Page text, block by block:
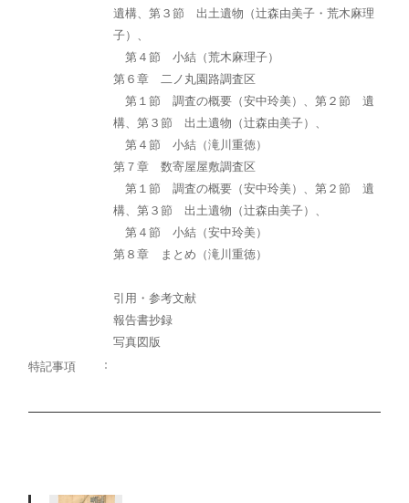
遺構、第３節 出土遺物（辻森由美子・荒木麻理
子）、
第４節 小結（荒木麻理子）
第６章 二ノ丸園路調査区
第１節 調査の概要（安中玲美）、第２節 遺
構、第３節 出土遺物（辻森由美子）、
第４節 小結（滝川重徳）
第７章 数寄屋屋敷調査区
第１節 調査の概要（安中玲美）、第２節 遺
構、第３節 出土遺物（辻森由美子）、
第４節 小結（安中玲美）
第８章 まとめ（滝川重徳）
引用・参考文献
報告書抄録
写真図版
特記事項